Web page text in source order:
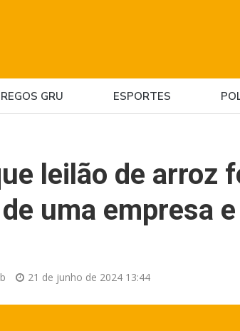
GRU ESPORTES
leilão de arroz
uma empresa
21 de junho de 2024 13:44